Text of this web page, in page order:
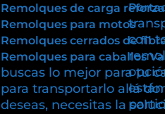
Remolques de carga
Remolques para motos
Remolques cerrados de
Remolques para caballos
buscas lo mejor para tu
para transportarlo allá
deseas, necesitas la
con
están